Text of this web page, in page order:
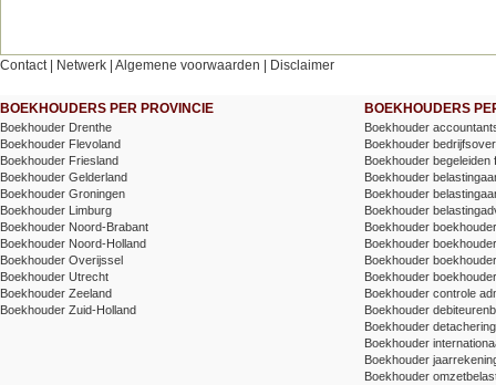
Contact| Netwerk Algemene voorwaarden Disclaimer
BOEKHOUDERS PER PROVINCIE
Boekhouder Drenthe
Boekhouder Flevoland
Boekhouder Friesland
Boekhouder Gelderland
Boekhouder Groningen
Boekhouder Limburg
Boekhouder Noord-Brabant
Boekhouder Noord-Holland
Boekhouder Overijssel
Boekhouder Utrecht
Boekhouder Zeeland
Boekhouder Zuid-Holland
BOEKHOUDERS
Boekhouder
Boekhouder
Boekhouder
Boekhouder
Boekhouder
Boekhouder
Boekhouder
Boekhouder
Boekhouder
Boekhouder
Boekhouder controle
Boekhouder
Boekhouder
Boekhouder
Boekhouder
Boekhouder